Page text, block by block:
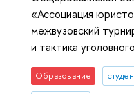
«Ассоциация
межвузовский
и тактика
Образование